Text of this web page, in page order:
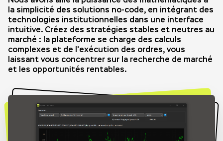
la simplicité des solutions no-code, en intégrant des
technologies institutionnelles dans une interface
intuitive. Créez des stratégies stables et neutres au
marché : la plateforme se charge des calculs
complexes et de l'exécution des ordres, vous
laissant vous concentrer sur la recherche de marché
et les opportunités rentables.